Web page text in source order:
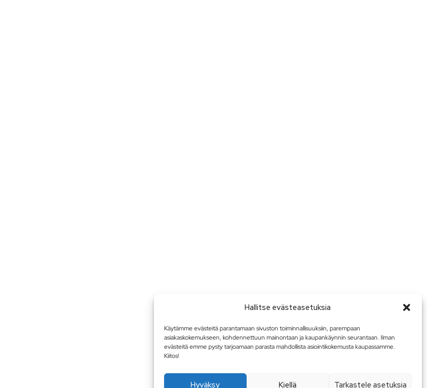
Hallitse evästeasetuksia
Käytämme evästeitä parantamaan sivuston toiminnallisuuksiin, parempaan
asiakaskokemukseen, kohdennettuun mainontaan ja kaupankäynnin seurantaan. Ilman
evästeitä emme pysty tarjoamaan parasta mahdollista asiointikokemusta kaupassamme.
Kiitos!
Hyväksy Kiellä Tarkastele asetuksia